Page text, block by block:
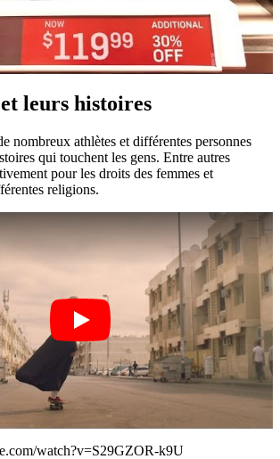
leurs histoires
nombreux athlètes et différentes personnes
qui touchent les gens. Entre autres
pour les droits des femmes et
religions.
watch?v=S29GZOR-k9U